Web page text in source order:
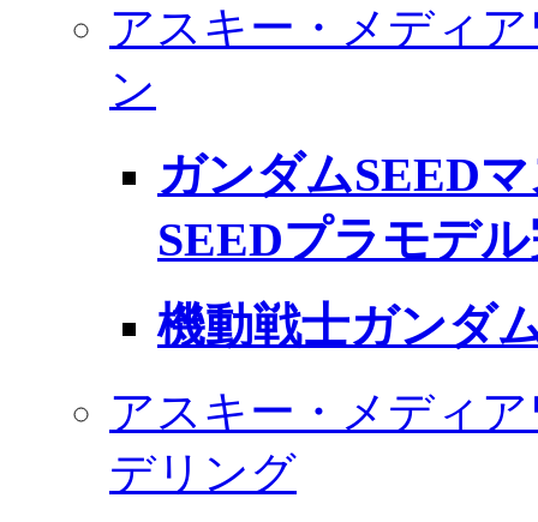
アスキー・メディ
ン
ガンダムSEED
SEEDプラモデ
機動戦士ガンダ
アスキー・メディ
デリング